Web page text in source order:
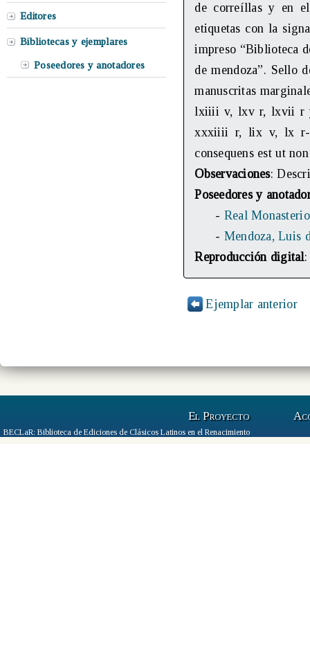
Editores
Bibliotecas y ejemplares
Poseedores y anotadores
de correíllas y en
etiquetas con la
impreso “Biblioteca
de mendoza”. Sello
manuscritas
lxiiii v, lxv r, lxvii r y
xxxiiii r, lix v, lx r-v.
consequens est ut
Observaciones:
Poseedores y
- Real
- Mendoza, Luis
Reproducción digital
Ejemplar anterior
El Proyecto
BECLaR: Biblioteca de Ediciones de Clásicos Latinos en el Renacimiento